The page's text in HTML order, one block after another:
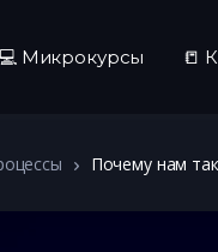
💻 Микрокурсы 📒
Почему нам